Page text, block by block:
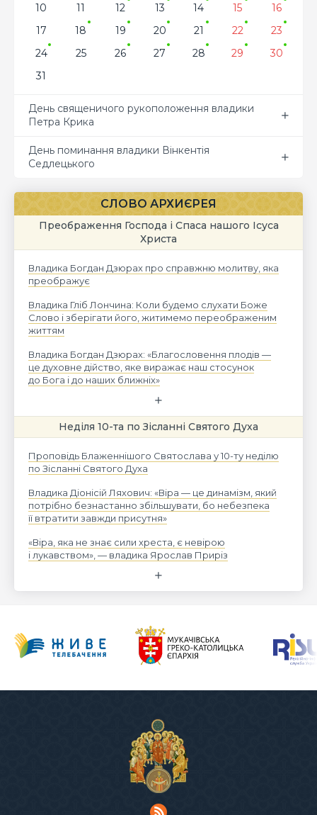
10
11 12 13 14 15
16
17
18 19 20 21 22
23
24
25 26 27 28 29
30
31
День священичого рукоположення владики
Петра Крика
День поминання владики Вінкентія
Седлецького
СЛОВО АРХИЄРЕЯ
Преображення Господа і Спаса нашого Ісуса
Христа
Владика Богдан Дзюрах про справжню молитву, яка
преображує
Владика Гліб Лончина: Коли будемо слухати Боже
Слово і зберігати його, житимемо переображеним
життям
Владика Богдан Дзюрах: «Благословення плодів —
це духовне дійство, яке виражає наш стосунок
до Бога і до наших ближніх»
Неділя 10-та по Зісланні Святого Духа
Проповідь Блаженнішого Святослава у 10-ту неділю
по Зісланні Святого Духа
Владика Діонісій Ляхович: «Віра — це динамізм, який
потрібно безнастанно збільшувати, бо небезпека
її втратити завжди присутня»
«Віра, яка не знає сили хреста, є невірою
і лукавством», — владика Ярослав Приріз